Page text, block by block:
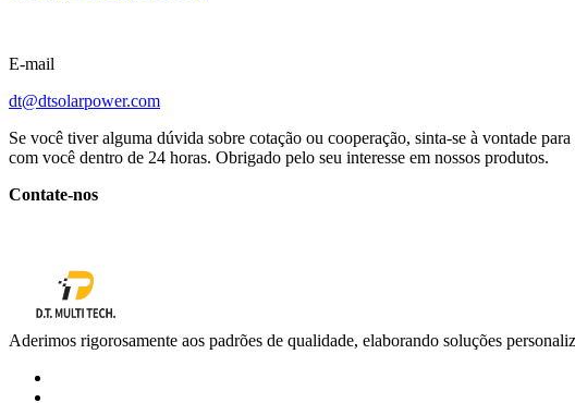
E-mail
dt@dtsolarpower.com
Se você tiver alguma dúvida sobre cotação ou cooperação, sinta-se à vontade
com você dentro de 24 horas. Obrigado pelo seu interesse em nossos produtos.
Contate-nos
Aderimos rigorosamente aos padrões de qualidade, elaborando soluções